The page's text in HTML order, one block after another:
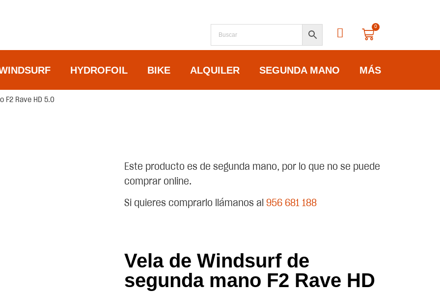
0
HYDROFOIL BIKE ALQUILER SEGUNDA MANO MÁS
F2 Rave HD 5.0
Este producto es de segunda mano, por lo que no se puede
comprar online.
Si quieres comprarlo llámanos al 956 681 188
Vela de Windsurf de
segunda mano F2 Rave HD